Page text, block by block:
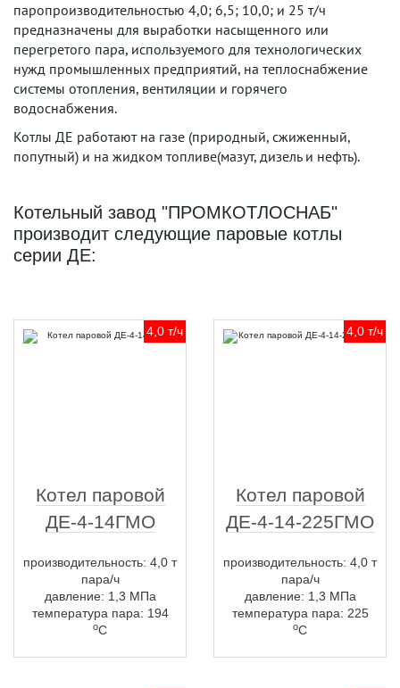
паропроизводительностью 4,0; 6,5; 10,0; и 25 т/ч
предназначены для выработки насыщенного или
перегретого пара, используемого для технологических
нужд промышленных предприятий, на теплоснабжение
системы отопления, вентиляции и горячего
водоснабжения.
Котлы ДЕ работают на газе (природный, сжиженный,
попутный) и на жидком топливе(мазут, дизель и нефть).
Котельный завод "ПРОМКОТЛОСНАБ"
производит следующие паровые котлы
серии ДЕ:
4,0 т/ч
Котел паровой
ДЕ-4-14ГМО
производительность: 4,0 т
пара/ч
давление: 1,3 МПа
температура пара: 194
оС
4,0 т/ч
Котел паровой
ДЕ-4-14-225ГМО
производительность: 4,0 т
пара/ч
давление: 1,3 МПа
температура пара: 225
оС